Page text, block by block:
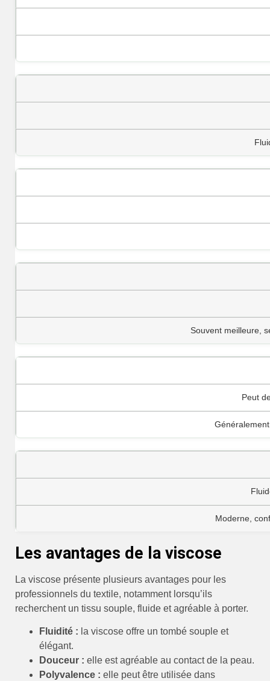
Souvent meilleure,
Peut
Moderne,
Les avantages de la viscose
La viscose présente plusieurs avantages pour les
professionnels du textile, notamment lorsqu’ils
recherchent un tissu souple, fluide et agréable à porter.
Fluidité : la viscose offre un tombé souple et
élégant.
Douceur : elle est agréable au contact de la peau.
Polyvalence : elle peut être utilisée dans